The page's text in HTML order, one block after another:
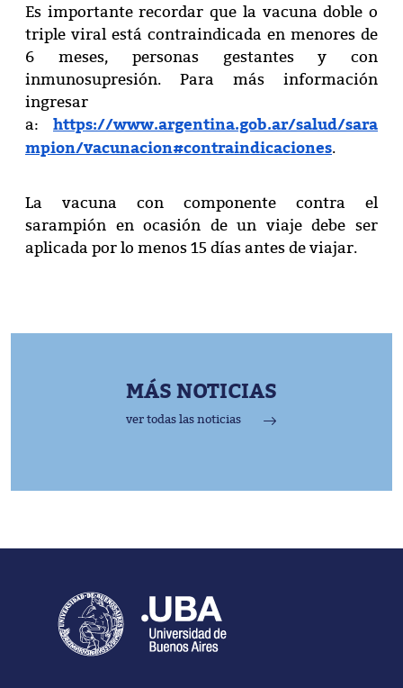
Es importante recordar que la vacuna doble o
triple viral está contraindicada en menores de
6 meses, personas gestantes y con
inmunosupresión. Para más información
ingresar
a: https://www.argentina.gob.ar/salud/sara
mpion/vacunacion#contraindicaciones.
La vacuna con componente contra el
sarampión en ocasión de un viaje debe ser
aplicada por lo menos 15 días antes de viajar.
MÁS NOTICIAS
ver todas las noticias